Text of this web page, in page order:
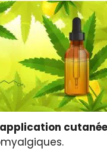
cutanée